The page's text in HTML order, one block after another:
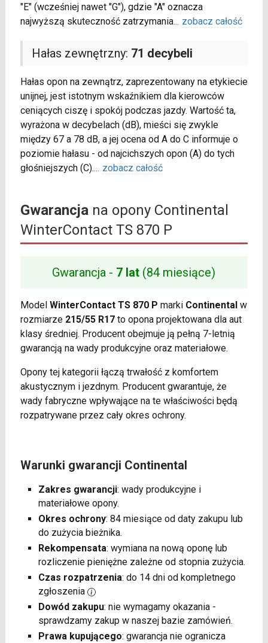
"E" (wcześniej nawet "G"), gdzie "A" oznacza
najwyższą skuteczność zatrzymania... zobacz całość
Hałas zewnętrzny: 71 decybeli
Hałas opon na zewnątrz, zaprezentowany na etykiecie
unijnej, jest istotnym wskaźnikiem dla kierowców
ceniących ciszę i spokój podczas jazdy. Wartość ta,
wyrażona w decybelach (dB), mieści się zwykle
między 67 a 78 dB, a jej ocena od A do C informuje o
poziomie hałasu - od najcichszych opon (A) do tych
głośniejszych (C).... zobacz całość
Gwarancjana opony Continental
WinterContact TS 870 P
Gwarancja - 7 lat (84 miesiące)
Model WinterContact TS 870 P marki Continentalw
rozmiarze 215/55 R17to opona projektowana dla aut
klasy średniej. Producent obejmuje ją pełną 7-letnią
gwarancją na wady produkcyjne oraz materiałowe.
Opony tej kategorii łączą trwałość z komfortem
akustycznym i jezdnym. Producent gwarantuje, że
wady fabryczne wpływające na te właściwości będą
rozpatrywane przez cały okres ochrony.
Warunki gwarancji Continental
Zakres gwarancji: wady produkcyjne i
materiałowe opony.
Okres ochrony: 84 miesiące od daty zakupu lub
do zużycia bieżnika.
Rekompensata: wymiana na nową oponę lub
rozliczenie pieniężne zależne od stopnia zużycia.
Czas rozpatrzenia: do 14 dni od kompletnego
zgłoszenia
Dowód zakupu: nie wymagamy okazania -
sprawdzamy zakup w naszej bazie zamówień.
Prawa kupującego: gwarancja nie ogranicza